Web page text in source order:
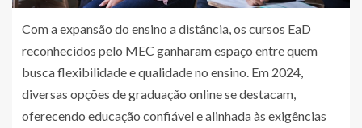
Com a expansão do ensino a distância, os cursos EaD
reconhecidos pelo MEC ganharam espaço entre quem
busca flexibilidade e qualidade no ensino. Em 2024,
diversas opções de graduação online se destacam,
oferecendo educação confiável e alinhada às exigências